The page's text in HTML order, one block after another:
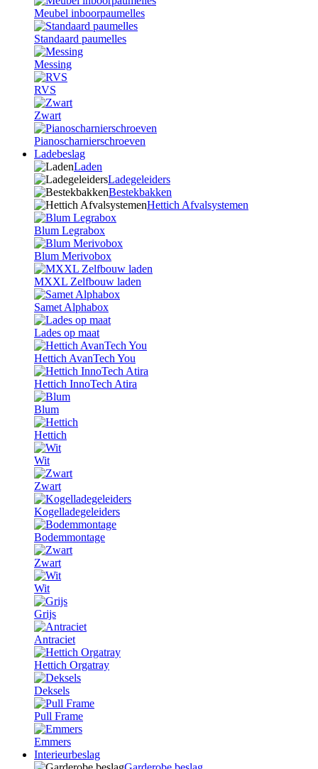
Meubel inboorpaumelles
Standaard paumelles
Messing
RVS
Zwart
Pianoscharnierschroeven
Ladebeslag
Laden
Ladegeleiders
Bestekbakken
Hettich Afvalsystemen
Blum Legrabox
Blum Merivobox
MXXL Zelfbouw laden
Samet Alphabox
Lades op maat
Hettich AvanTech You
Hettich InnoTech Atira
Blum
Hettich
Wit
Zwart
Kogelladegeleiders
Bodemmontage
Zwart
Wit
Grijs
Antraciet
Hettich Orgatray
Deksels
Pull Frame
Emmers
Interieurbeslag